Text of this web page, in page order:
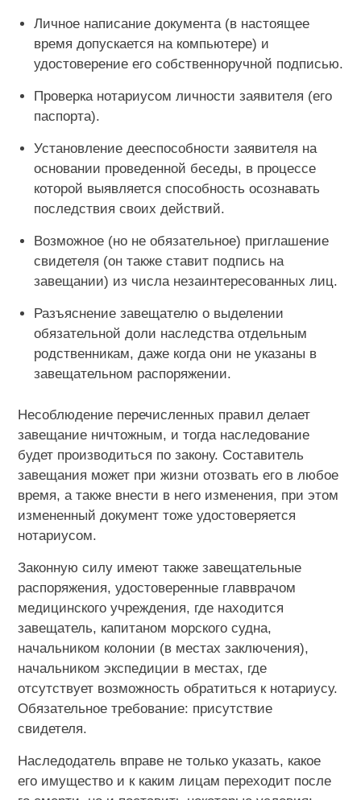
Личное написание документа (в настоящее
время допускается на компьютере) и
удостоверение его собственноручной подписью.
Проверка нотариусом личности заявителя (его
паспорта).
Установление дееспособности заявителя на
основании проведенной беседы, в процессе
которой выявляется способность осознавать
последствия своих действий.
Возможное (но не обязательное) приглашение
свидетеля (он также ставит подпись на
завещании) из числа незаинтересованных лиц.
Разъяснение завещателю о выделении
обязательной доли наследства отдельным
родственникам, даже когда они не указаны в
завещательном распоряжении.
Несоблюдение перечисленных правил делает
завещание ничтожным, и тогда наследование
будет производиться по закону. Составитель
завещания может при жизни отозвать его в любое
время, а также внести в него изменения, при этом
измененный документ тоже удостоверяется
нотариусом.
Законную силу имеют также завещательные
распоряжения, удостоверенные главврачом
медицинского учреждения, где находится
завещатель, капитаном морского судна,
начальником колонии (в местах заключения),
начальником экспедиции в местах, где
отсутствует возможность обратиться к нотариусу.
Обязательное требование: присутствие
свидетеля.
Наследодатель вправе не только указать, какое
его имущество и к каким лицам переходит после